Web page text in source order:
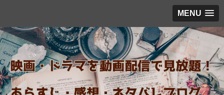
MENU
出来るだけ見放題で見た映画・ドラマのあらすじ・感想